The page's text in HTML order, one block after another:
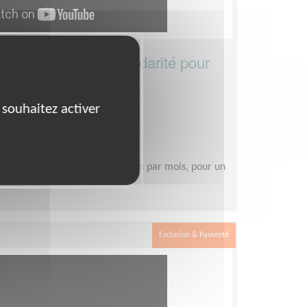
associations de solidarité pour
matérielle
Nature
heures à quelques jours par mois, pour un
Exclusion & Pauvreté
activer